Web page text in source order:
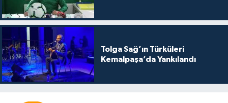
Tolga Sağ’ın Türküleri
Kemalpaşa’da Yankılandı